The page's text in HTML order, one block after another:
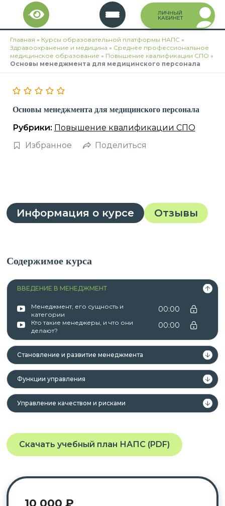
Перейти
содержимому
ЛИЧНЫЙ
КАБИНЕТ
Главная » Курсы образовательной платформы НАПС »
Здравоохранение и медицина » Среднее профессиональное
медицинское образование » Повышение квалификации СПО »
Основы менеджмента для медицинского персонала
Основы менеджмента для медицинского персонала
Рубрики: Повышение квалификации СПО
Избранное
Поделиться
Информация о курсе Отзывы
Содержимое курса
ВВЕДЕНИЕ В МЕНЕДЖМЕНТ
Менеджмент, его сущность и
категории
00:00
Кто такие менеджеры, и что они
делают?
00:00
Становление и развитие менеджмента
Функции управления
Управление качеством и рисками
Скачать учебный план НАПС (PDF)
10 000 ₽